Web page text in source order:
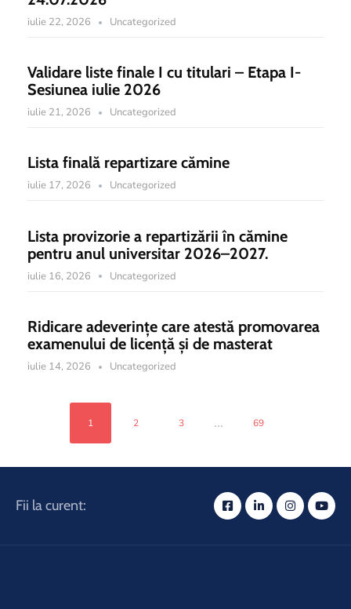
iulie 22, 2026 Uncategorized
Validare liste finale I cu titulari – Etapa I-
Sesiunea iulie 2026
iulie 21, 2026 Uncategorized
Lista finală repartizare cămine
iulie 17, 2026 Uncategorized
Lista provizorie a repartizării în cămine
pentru anul universitar 2026–2027.
iulie 16, 2026 Uncategorized
Ridicare adeverințe care atestă promovarea
examenului de licență și de masterat
iulie 14, 2026 Uncategorized
1 2 3 ... 69
Fii la curent: